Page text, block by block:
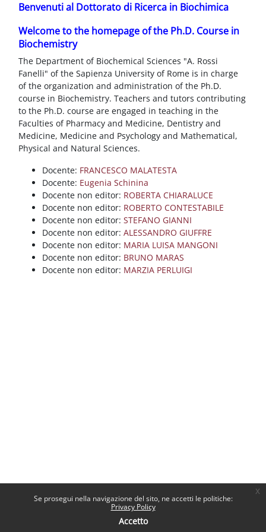
Vai al contenuto principale
Se prosegui nella navigazione del sito, ne accetti le politiche:
Privacy Policy
Accetto
x
Blocchi
Benvenuti al Dottorato di Ricerca in Biochimica
Welcome to the homepage of the Ph.D. Course in
Biochemistry
The Department of Biochemical Sciences "A. Rossi
Fanelli" of the Sapienza University of Rome is in charge
of the organization and administration of the Ph.D.
course in Biochemistry. Teachers and tutors contributing
to the Ph.D. course are engaged in teaching in the
Faculties of Pharmacy and Medicine, Dentistry and
Medicine, Medicine and Psychology and Mathematical,
Physical and Natural Sciences.
Docente: FRANCESCO MALATESTA
Docente: Eugenia Schinina
Docente non editor: ROBERTA CHIARALUCE
Docente non editor: ROBERTO CONTESTABILE
Docente non editor: STEFANO GIANNI
Docente non editor: ALESSANDRO GIUFFRE
Docente non editor: MARIA LUISA MANGONI
Docente non editor: BRUNO MARAS
Docente non editor: MARZIA PERLUIGI